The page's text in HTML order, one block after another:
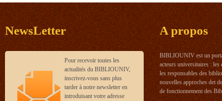
NewsLetter
Pour recevoir toutes les
actualités du BIBLIOUNIV,
inscrivez-vous sans plus
tarder à notre newsletter en
introduisant votre adresse
A propos
BIBLIOUNIV est un
acteurs universitaires : les
les responsables des
nouvelles approches det
de fonctionnement des